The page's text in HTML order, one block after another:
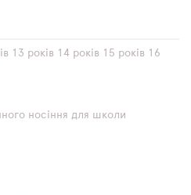
13 років 14 років 15 років 16
носіння для школи